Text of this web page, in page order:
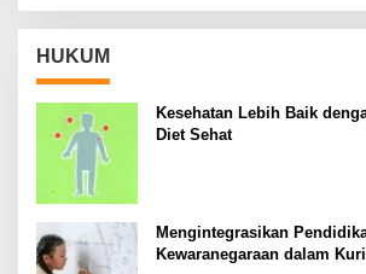
HUKUM
Kesehatan Lebih Baik
Diet Sehat
Mengintegrasikan
Kewaranegaraan dalam